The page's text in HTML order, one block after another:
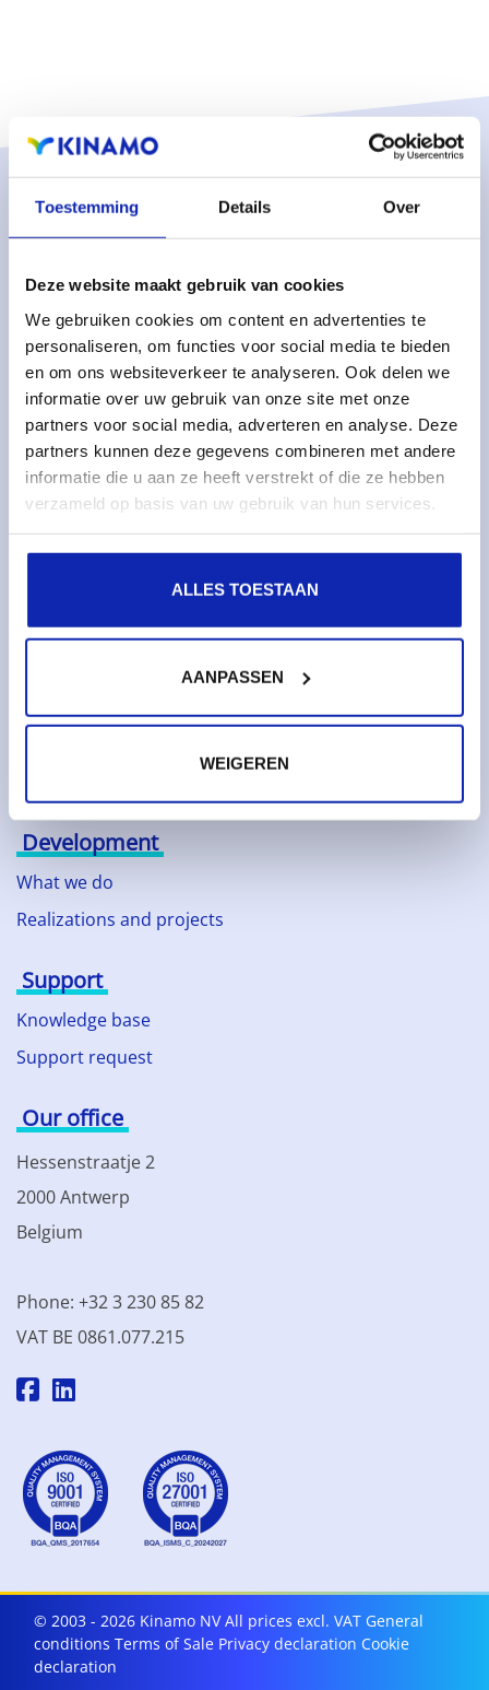
Toestemming Details Over
Deze website maakt gebruik van cookies
We gebruiken cookies om content en advertenties te
personaliseren, om functies voor social media te bieden
en om ons websiteverkeer te analyseren. Ook delen we
informatie over uw gebruik van onze site met onze
partners voor social media, adverteren en analyse. Deze
partners kunnen deze gegevens combineren met andere
informatie die u aan ze heeft verstrekt of die ze hebben
verzameld op basis van uw gebruik van hun services.
ALLES TOESTAAN
AANPASSEN
WEIGEREN
Solutions
Managed services
Managed dedicated servers
Monitoring & metrics
Cloud servers
Cloud storage
Services
Domain names
SSL certificates
About Kinamo
Sustainability
Development
What we do
Realizations and projects
Support
Knowledge base
Support request
Our office
Hessenstraatje 2
2000 Antwerp
Belgium
Phone: +32 3 230 85 82
VAT BE 0861.077.215
© 2003 - 2026 Kinamo NVAll prices excl. VAT General
conditions Terms of Sale Privacy declaration Cookie
declaration